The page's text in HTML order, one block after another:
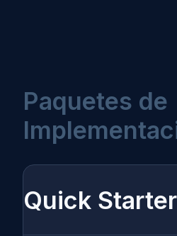
Paquetes de
Quick